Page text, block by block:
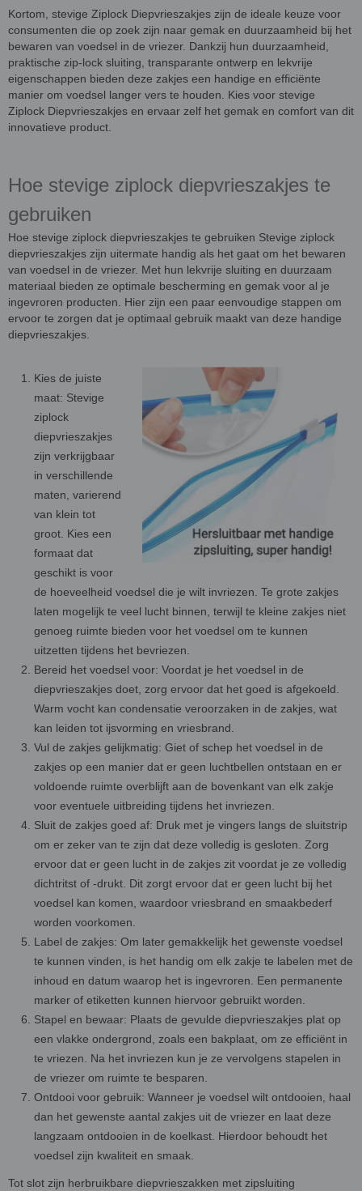
Kortom, stevige Ziplock Diepvrieszakjes zijn de ideale keuze voor
consumenten die op zoek zijn naar gemak en duurzaamheid bij het
bewaren van voedsel in de vriezer. Dankzij hun duurzaamheid,
praktische zip-lock sluiting, transparante ontwerp en lekvrije
eigenschappen bieden deze zakjes een handige en efficiënte
manier om voedsel langer vers te houden. Kies voor stevige
Ziplock Diepvrieszakjes en ervaar zelf het gemak en comfort van dit
innovatieve product.
Hoe stevige ziplock diepvrieszakjes te
gebruiken
Hoe stevige ziplock diepvrieszakjes te gebruiken Stevige ziplock
diepvrieszakjes zijn uitermate handig als het gaat om het bewaren
van voedsel in de vriezer. Met hun lekvrije sluiting en duurzaam
materiaal bieden ze optimale bescherming en gemak voor al je
ingevroren producten. Hier zijn een paar eenvoudige stappen om
ervoor te zorgen dat je optimaal gebruik maakt van deze handige
diepvrieszakjes.
Kies de juiste
maat: Stevige
ziplock
diepvrieszakjes
zijn verkrijgbaar
in verschillende
maten, varierend
van klein tot
groot. Kies een
formaat dat
geschikt is voor
de hoeveelheid voedsel die je wilt invriezen. Te grote zakjes
laten mogelijk te veel lucht binnen, terwijl te kleine zakjes niet
genoeg ruimte bieden voor het voedsel om te kunnen
uitzetten tijdens het bevriezen.
Bereid het voedsel voor: Voordat je het voedsel in de
diepvrieszakjes doet, zorg ervoor dat het goed is afgekoeld.
Warm vocht kan condensatie veroorzaken in de zakjes, wat
kan leiden tot ijsvorming en vriesbrand.
Vul de zakjes gelijkmatig: Giet of schep het voedsel in de
zakjes op een manier dat er geen luchtbellen ontstaan en er
voldoende ruimte overblijft aan de bovenkant van elk zakje
voor eventuele uitbreiding tijdens het invriezen.
Sluit de zakjes goed af: Druk met je vingers langs de sluitstrip
om er zeker van te zijn dat deze volledig is gesloten. Zorg
ervoor dat er geen lucht in de zakjes zit voordat je ze volledig
dichtritst of -drukt. Dit zorgt ervoor dat er geen lucht bij het
voedsel kan komen, waardoor vriesbrand en smaakbederf
worden voorkomen.
Label de zakjes: Om later gemakkelijk het gewenste voedsel
te kunnen vinden, is het handig om elk zakje te labelen met de
inhoud en datum waarop het is ingevroren. Een permanente
marker of etiketten kunnen hiervoor gebruikt worden.
Stapel en bewaar: Plaats de gevulde diepvrieszakjes plat op
een vlakke ondergrond, zoals een bakplaat, om ze efficiënt in
te vriezen. Na het invriezen kun je ze vervolgens stapelen in
de vriezer om ruimte te besparen.
Ontdooi voor gebruik: Wanneer je voedsel wilt ontdooien, haal
dan het gewenste aantal zakjes uit de vriezer en laat deze
langzaam ontdooien in de koelkast. Hierdoor behoudt het
voedsel zijn kwaliteit en smaak.
Tot slot zijn herbruikbare diepvrieszakken met zipsluiting